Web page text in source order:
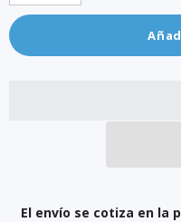
El envío se cotiza en la